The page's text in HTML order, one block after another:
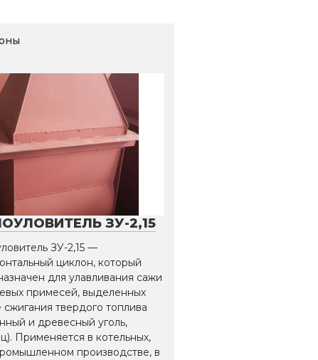
ЗУ-2,15
ЗУ-2,15 —
циклон, который
для улавливания сажи
примесей, выделенных
сжигания твердого топлива
и древесный уголь,
Применяется в котельных,
производстве, в